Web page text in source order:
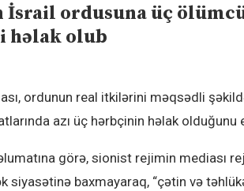
ordusuna üç
həlak olub
ordunun real itkilərini məqsədli
azı üç hərbçinin həlak olduğunu
görə, sionist rejimin mediası
siyasətinə baxmayaraq, “çətin və